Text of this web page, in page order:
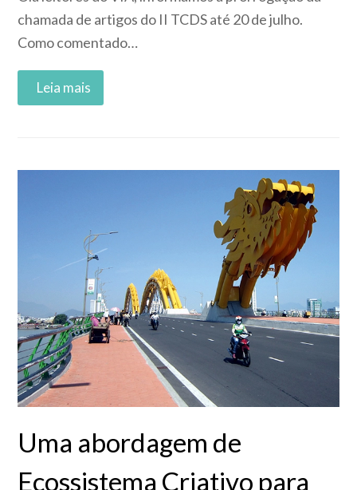
chamada de artigos do II TCDS até 20 de julho.
Como comentado…
Uma abordagem de
Ecossistema Criativo para